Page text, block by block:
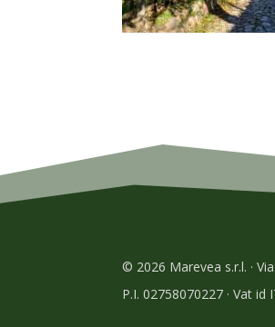
© 2026 Marevea s.r.l. ·
P.I. 02758070227 · Vat id